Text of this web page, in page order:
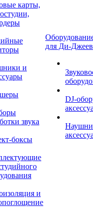
карты,
и
звука
боксы
и
для Ди-Джеев
DJ-